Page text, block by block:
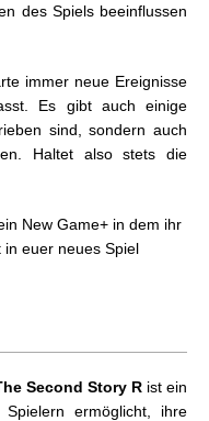
des Spiels beeinflussen
immer neue Ereignisse
Es gibt auch einige
sind, sondern auch
Haltet also stets die
New Game+ in dem ihr
euer neues Spiel
Second Story Rist ein
ermöglicht, ihre